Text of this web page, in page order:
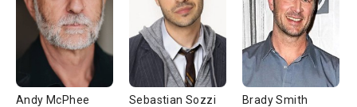
Andy McPhee Sebastian Sozzi Brady Smith